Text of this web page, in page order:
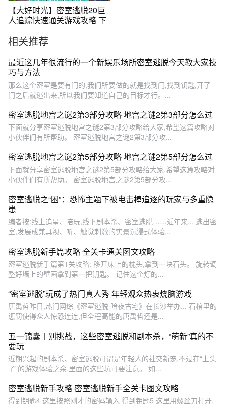
【大好时光】密室逃脱20巨
人追踪快速通关游戏攻略 下
相关推荐
最近这几年很流行的一个新娱乐场所密室逃脱今天教大家技
巧与方法
那么这个密室是要有门的,我们所要做的就是找到门,找到钥匙,开了
门之后就逃出来,所以我们要知道自己的目标才行。...
密室逃脱地宫之谜2第3部分攻略 地宫之谜2第3部分怎么过
下面就分享密室逃脱地宫之谜2第3部分攻略给大家,希望这篇攻略对
小伙伴们有所帮助。 密室逃脱地宫之谜2第3部分攻...
密室逃脱地宫之谜2第5部分攻略 地宫之谜2第5部分怎么过
下面就分享密室逃脱地宫之谜2第5部分攻略给大家,希望这篇攻略对
小伙伴们有所帮助。 密室逃脱地宫之谜2第5部分攻...
密室逃脱之“困”：恐怖主题下被电击棒追逐的玩家与多重隐
患
编者按:线上追星、陪玩,线下剧本杀、密室逃脱……近年来... 逃出密
室,发展成兼具视、听、触觉刺激的实景沉浸式体验...
密室逃脱新手篇攻略 全关卡通关图文攻略
密室逃脱新手篇第1关攻略: 移开床上的枕头,拿到一块石头。 旋转调
整好墙上的壁画拿到第一把钥匙。 记住这个灯的...
“密室逃脱”玩成了热门真人秀 年轻观众热衷烧脑游戏
唐禹哲昨日,热门网综《密室逃脱·暗夜古宅》在长沙举办... 石棺里的
惩罚使得众人惊恐连连,但全程高能的唐禹哲还是...
五一锦囊丨别挑战，这些密室逃脱和剧本杀，“萌新”真的不
要玩
近期兴起的剧本杀、密室逃脱可谓是年轻人的社交新宠,不过在“上头
了”的游戏体验之余,里面的这些坑可要注意。 如...
密室逃脱新手攻略 密室逃脱新手全关卡图文攻略
得到钥匙4 这里按照刚才的密码输入 得到钥匙5 这里用螺丝刀打开,